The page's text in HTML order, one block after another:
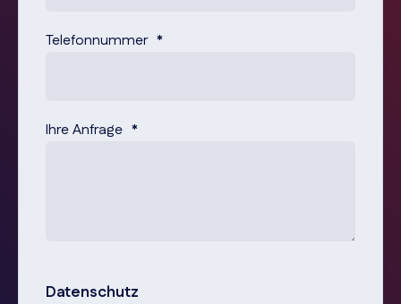
Telefonnummer *
Ihre Anfrage *
Datenschutz